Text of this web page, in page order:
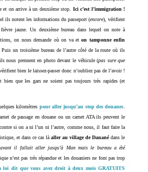
et on arrive à un deuxième stop. Ici c’est l’immigration !
ils notent les informations du passeport (encore), vérifient
jaune. Un deuxième bureau dans lequel on note à
on nous demande où on va eton tamponne enfin
. Puis un troisième bureau de l’autre côté de la route où ils
nous prennent en photo devant le véhicule (pas sure que
bien le laissez-passer donc n’oubliez pas de l’avoir !
bien que les gars ne soient pas toujours très rapides (et
kilomètres pour aller jusqu’au stop des douanes
de passage en douane ou un carnet ATA ils peuvent le
si on a ni l’un ni l’autre, comme nous, il faut faire la
et dans ce cas làaller au village de Dananédans le
avant il fallait aller jusqu’à Man mais le bureau a été
n’est pas très répandue et les douaniers ne font pas trop
loi dit que vous avez droit à deux mois GRATUITS